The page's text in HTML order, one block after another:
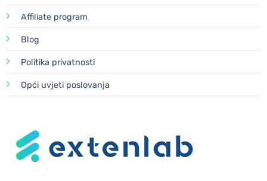
Affiliate program
Blog
Politika privatnosti
Opći uvjeti poslovanja